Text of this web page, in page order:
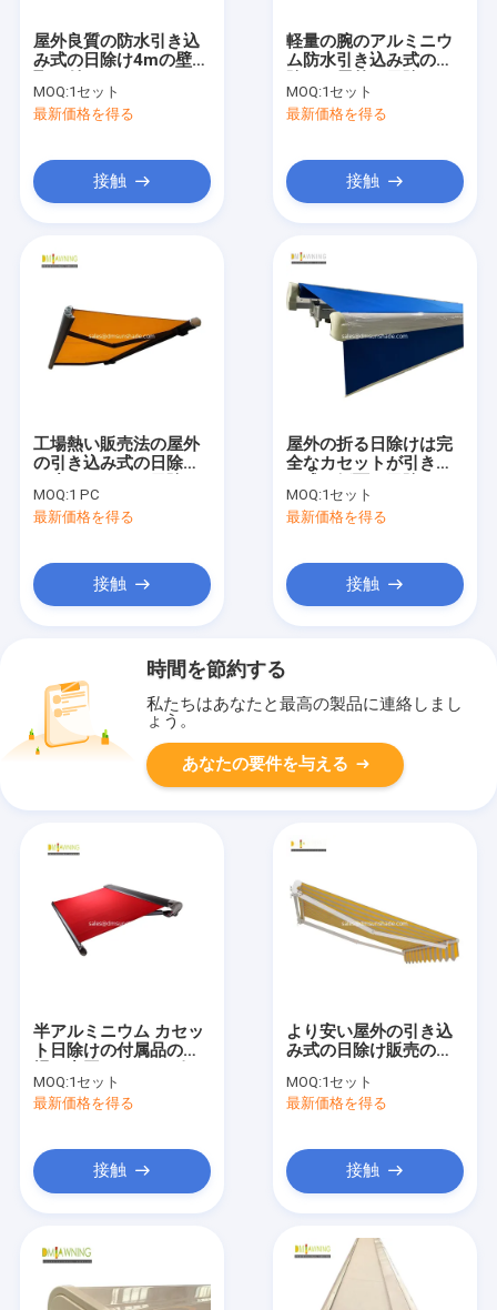
屋外良質の防水引き込
み式の日除け4mの壁に
MOQ:1セット
最新価格を得る
接触
軽量の腕のアルミニウ
ム防水引き込み式の日
MOQ:1セット
最新価格を得る
接触
工場熱い販売法の屋外
の引き込み式の日除け
の電気日除け
MOQ:1 PC
最新価格を得る
接触
屋外の折る日除けは完
全なカセットが引き込
モーターを備えたアル
ミ合金をカスタマイズ
MOQ:1セット
最新価格を得る
接触
時間を節約する
私たちはあなたと最高の製品に連絡しまし
ょう。
あなたの要件を与える
半アルミニウム カセッ
ト日除けの付属品の工
込み式の日除けの部品
MOQ:1セット
最新価格を得る
接触
より安い屋外の引き込
み式の日除け販売のた
MOQ:1セット
最新価格を得る
接触